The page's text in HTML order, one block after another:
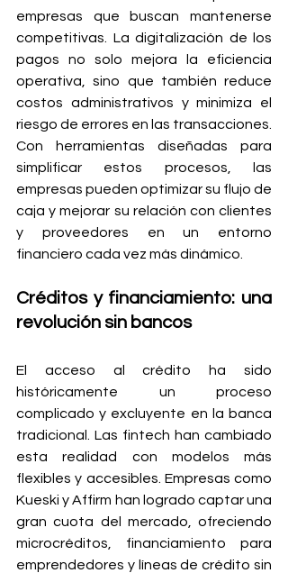
empresas que buscan mantenerse
competitivas. La digitalización de los
pagos no solo mejora la eficiencia
operativa, sino que también reduce
costos administrativos y minimiza el
riesgo de errores en las transacciones.
Con herramientas diseñadas para
simplificar estos procesos, las
empresas pueden optimizar su flujo de
caja y mejorar su relación con clientes
y proveedores en un entorno
financiero cada vez más dinámico.
Créditos y financiamiento: una
revolución sin bancos
El acceso al crédito ha sido
históricamente un proceso
complicado y excluyente en la banca
tradicional. Las fintech han cambiado
esta realidad con modelos más
flexibles y accesibles. Empresas como
Kueski y Affirm han logrado captar una
gran cuota del mercado, ofreciendo
microcréditos, financiamiento para
emprendedores y líneas de crédito sin